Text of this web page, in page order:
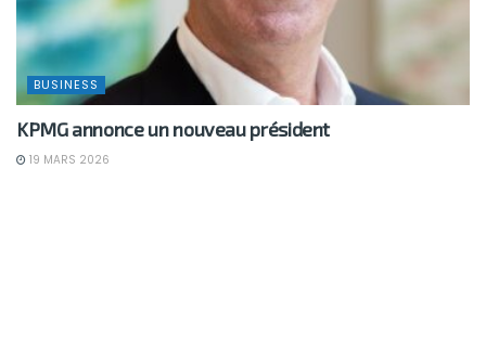
BUSINESS
KPMG annonce un nouveau président
19 MARS 2026